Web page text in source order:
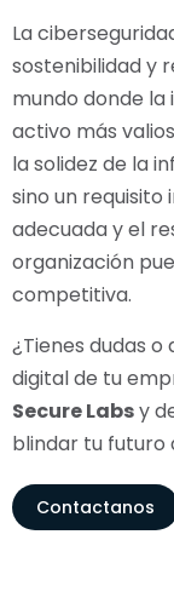
La
sostenibilidad y
mundo donde
activo más
la solidez de la
sino un requisito
adecuada y el
organización
competitiva.
¿Tienes dudas
digital de tu
Secure Labsy
blindar tu futuro
Contactanos